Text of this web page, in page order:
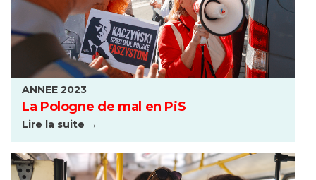
ANNEE 2023
La Pologne de mal en PiS
Lire la suite →